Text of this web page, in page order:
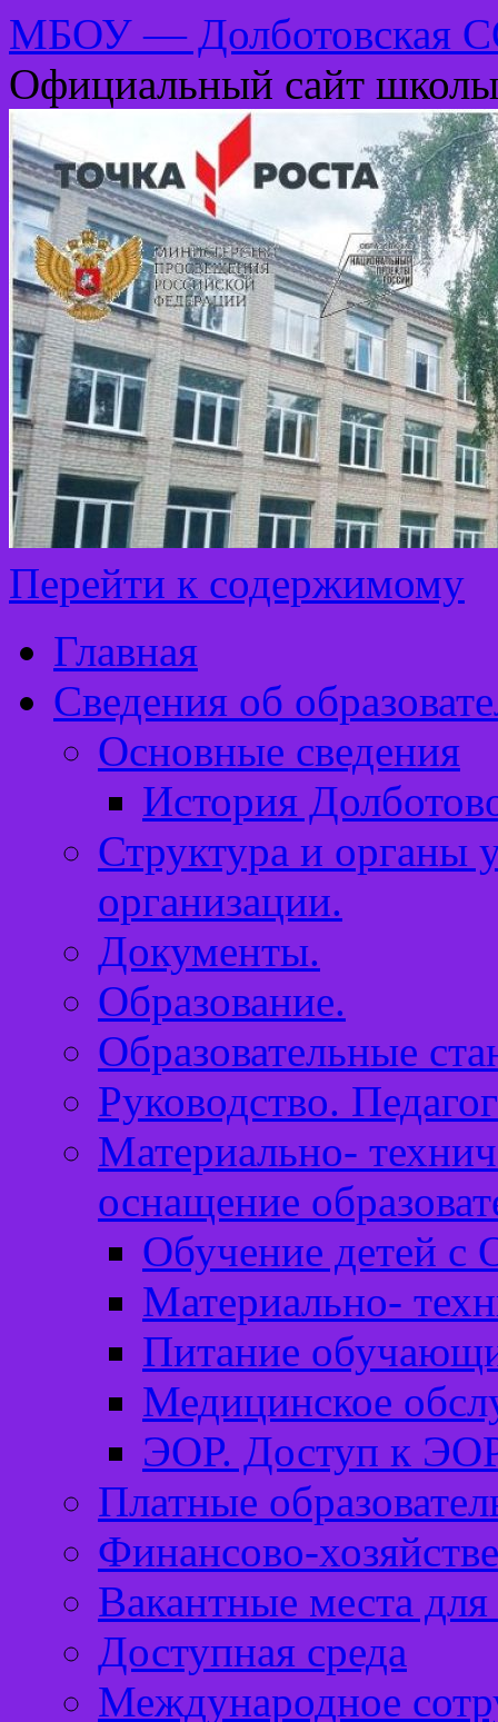
МБОУ — Долботовская
Официальный сайт школы
Перейти к содержимому
Главная
Сведения об
Основные сведения
История
Структура и органы
организации.
Документы.
Образование.
Образовательные
Руководство.
Материально-
оснащение
Обучение детей с
Материально-
Питание
Медицинское
ЭОР. Доступ к
Платные
Финансово-
Вакантные места
Доступная среда
Международное